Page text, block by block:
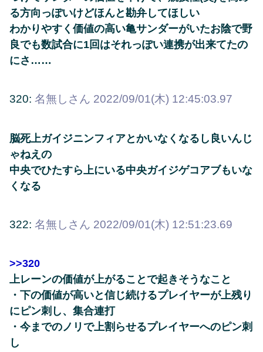
る方向っぽいけどほんと勘弁してほしい
わかりやすく価値の高い亀サンダーがいたお陰で野
良でも数試合に1回はそれっぽい連携が出来てたの
にさ……
320: 名無しさん 2022/09/01(木) 12:45:03.97
脳死上ガイジニンフィアとかいなくなるし良いんじ
ゃねえの
中央でひたすら上にいる中央ガイジゲコアブもいな
くなる
322: 名無しさん 2022/09/01(木) 12:51:23.69
>>320
上レーンの価値が上がることで起きそうなこと
・下の価値が高いと信じ続けるプレイヤーが上残り
にピン刺し、集合連打
・今までのノリで上割らせるプレイヤーへのピン刺
し